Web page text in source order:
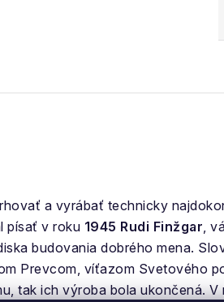
a vyrábať technicky
písať v roku 1945 Rudi Finžgar,
budovania dobrého mena.
Prevcom, víťazom Svetového
tak ich výroba bola ukončená.